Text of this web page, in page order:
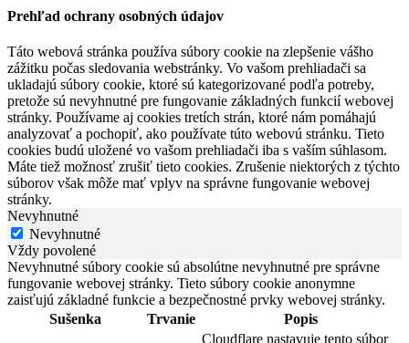
Prehľad ochrany osobných údajov
Táto webová stránka používa súbory cookie na zlepšenie vášho
zážitku počas sledovania webstránky. Vo vašom prehliadači sa
ukladajú súbory cookie, ktoré sú kategorizované podľa potreby,
pretože sú nevyhnutné pre fungovanie základných funkcií webovej
stránky. Používame aj cookies tretích strán, ktoré nám pomáhajú
analyzovať a pochopiť, ako používate túto webovú stránku. Tieto
cookies budú uložené vo vašom prehliadači iba s vaším súhlasom.
Máte tiež možnosť zrušiť tieto cookies. Zrušenie niektorých z týchto
súborov však môže mať vplyv na správne fungovanie webovej
stránky.
Nevyhnutné
Nevyhnutné
Vždy povolené
Nevyhnutné súbory cookie sú absolútne nevyhnutné pre správne
fungovanie webovej stránky. Tieto súbory cookie anonymne
zaisťujú základné funkcie a bezpečnostné prvky webovej stránky.
Sušenka
Trvanie
Popis
Cloudflare nastavuje tento súbor